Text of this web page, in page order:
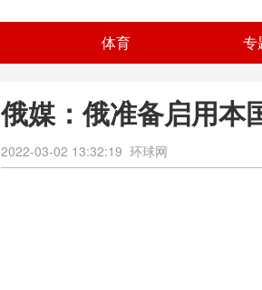
体育 专
俄媒：俄准备启用本
2022-03-02 13:32:19 环球网